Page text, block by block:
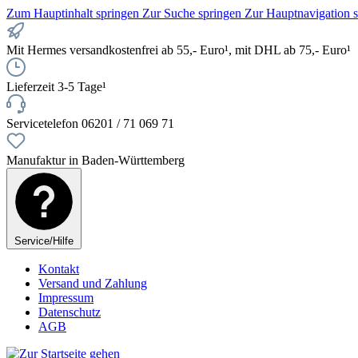
Zum Hauptinhalt springen Zur Suche springen Zur Hauptnavigation
Mit Hermes versandkostenfrei ab 55,- Euro¹, mit DHL ab 75,- Euro¹
Lieferzeit 3-5 Tage¹
Servicetelefon 06201 / 71 069 71
Manufaktur in Baden-Württemberg
Service/Hilfe
Kontakt
Versand und Zahlung
Impressum
Datenschutz
AGB